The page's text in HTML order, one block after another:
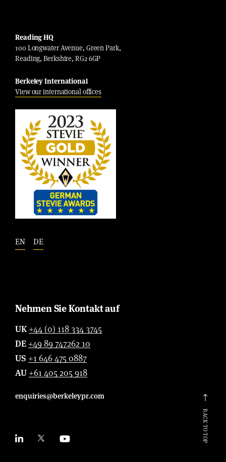
Reading HQ
100 Longwater Avenue, Green Park,
Reading, Berkshire, RG2 6GP
Berkeley International
View our international offices
EN DE
Nehmen Sie Kontakt auf
UK +44 (0) 118 334 3745
DE +49 89 747262 10
US +1 646 475 0887
AU +61 405 205 918
enquiries@berkeleypr.com
BACK TO TOP